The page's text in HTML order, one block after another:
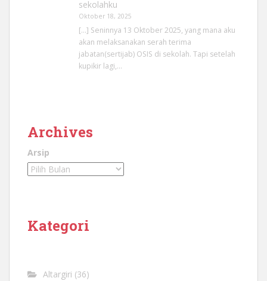
sekolahku
Oktober 18, 2025
[…] Seninnya 13 Oktober 2025, yang mana aku
akan melaksanakan serah terima
jabatan(sertijab) OSIS di sekolah. Tapi setelah
kupikir lagi,…
Archives
Arsip
Kategori
Altargiri (36)